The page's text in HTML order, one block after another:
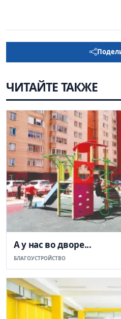
ЧИТАЙТЕ ТАКЖЕ
А у нас во дворе...
БЛАГОУСТРОЙСТВО